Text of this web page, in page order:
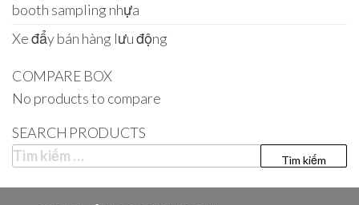
booth sampling nhựa
Xe đẩy bán hàng lưu động
COMPARE BOX
No products to compare
SEARCH PRODUCTS
Tìm